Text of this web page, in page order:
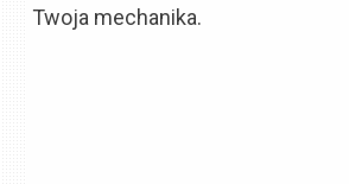
Twoja mechanika.